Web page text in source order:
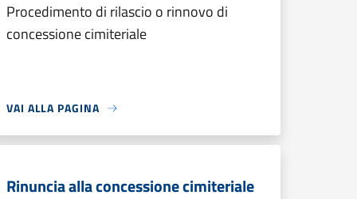
Procedimento di rilascio o rinnovo di
concessione cimiteriale
VAI ALLA PAGINA
Rinuncia alla concessione cimiteriale